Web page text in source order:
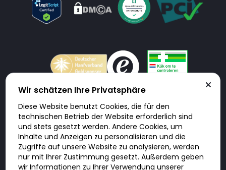
Doktorabc.com ist eine Vermittlungsplattform. Doktorabc ist ausdrücklich
keine Internetapotheke. Doktorabc bietet keine Medikamente oder
sonstige Produkte an oder liefert diese. Jegliche Informationen zu
Produkten, Medikamenten und Preisen auf der Internetseite beinhalten
kein Angebot von Doktorabc an Sie. Für die Einhaltung der in Ihrem Land
geltenden Gesetze und sonstigen Rechtsvorschriften sind Sie als Nutzer
selbst verantwortlich. Die Nutzung unseres Services auf Doktorabc durch
Sie erfolgt auf eigenes Risiko und in eigener Verantwortung. Sie erklären,
diese Internetseite aus eigener Initiative zu besuchen und zu nutzen.
Wir schätzen Ihre Privatsphäre
Diese Website benutzt Cookies, die für den
technischen Betrieb der Website erforderlich sind
und stets gesetzt werden. Andere Cookies, um
Inhalte und Anzeigen zu personalisieren und die
Zugriffe auf unsere Website zu analysieren, werden
nur mit Ihrer Zustimmung gesetzt. Außerdem geben
wir Informationen zu Ihrer Verwendung unserer